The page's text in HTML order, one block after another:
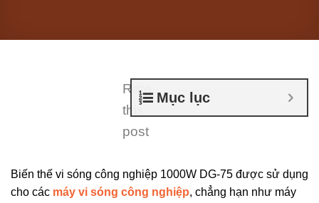
Mục lục
Rate
this
post
Biến thế vi sóng công nghiệp 1000W DG-75 được sử dụng
cho các máy vi sóng công nghiệp, chẳng hạn như máy